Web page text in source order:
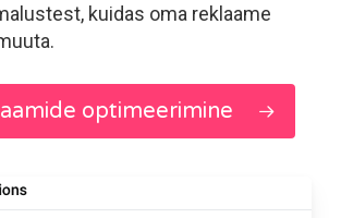
kuidas oma reklaame
optimeerimine